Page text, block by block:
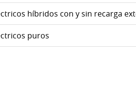
híbridos con y sin recarga
puros